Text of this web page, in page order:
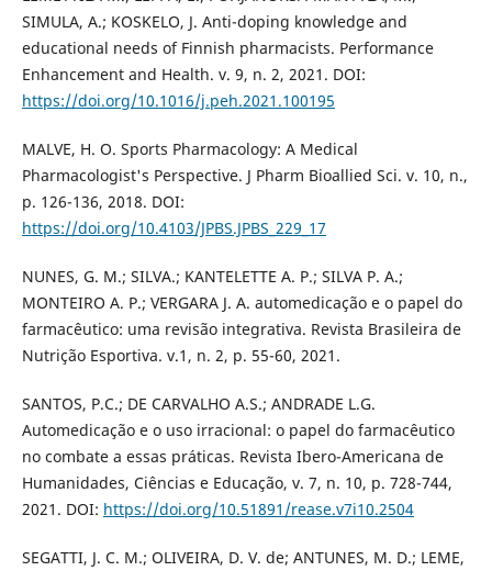
SIMULA, A.; KOSKELO, J. Anti-doping knowledge and
educational needs of Finnish pharmacists. Performance
Enhancement and Health. v. 9, n. 2, 2021. DOI:
https://doi.org/10.1016/j.peh.2021.100195
MALVE, H. O. Sports Pharmacology: A Medical
Pharmacologist's Perspective. J Pharm Bioallied Sci. v. 10, n.,
p. 126-136, 2018. DOI:
https://doi.org/10.4103/JPBS.JPBS_229_17
NUNES, G. M.; SILVA.; KANTELETTE A. P.; SILVA P. A.;
MONTEIRO A. P.; VERGARA J. A. automedicação e o papel do
farmacêutico: uma revisão integrativa. Revista Brasileira de
Nutrição Esportiva. v.1, n. 2, p. 55-60, 2021.
SANTOS, P.C.; DE CARVALHO A.S.; ANDRADE L.G.
Automedicação e o uso irracional: o papel do farmacêutico
no combate a essas práticas. Revista Ibero-Americana de
Humanidades, Ciências e Educação, v. 7, n. 10, p. 728-744,
2021. DOI: https://doi.org/10.51891/rease.v7i10.2504
SEGATTI, J. C. M.; OLIVEIRA, D. V. de; ANTUNES, M. D.; LEME,